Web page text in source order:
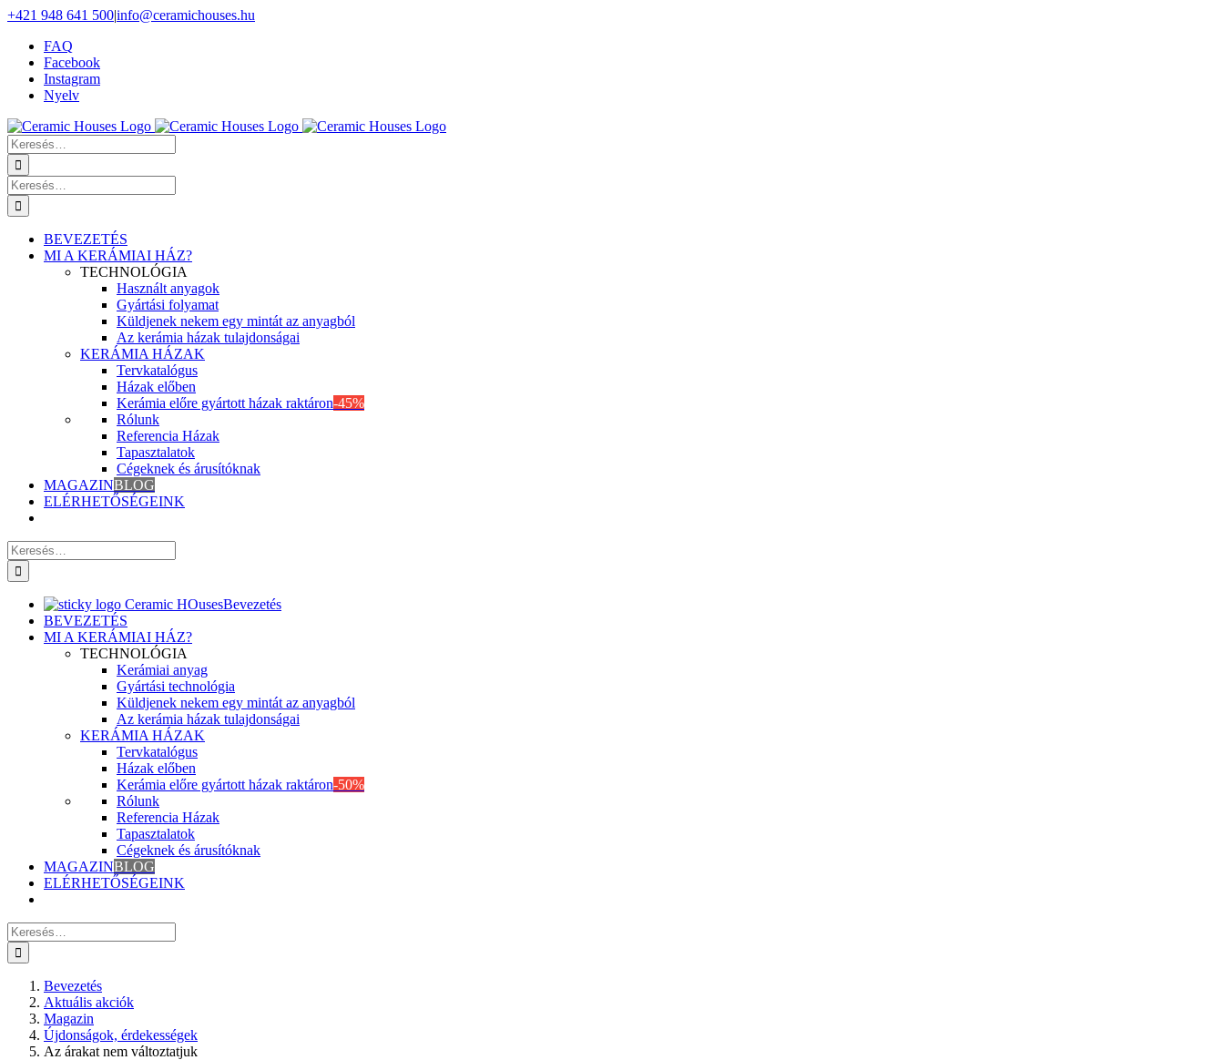
Skip
content
+421 948 641 500|info@ceramichouses.hu
FAQ
Facebook
Instagram
Nyelv
Keresés
erre:
Keresés
erre:
BEVEZETÉS
MI A KERÁMIAI HÁZ?
TECHNOLÓGIA
Használt anyagok
Gyártási folyamat
Küldjenek nekem egy mintát az anyagból
Az kerámia házak tulajdonságai
KERÁMIA HÁZAK
Tervkatalógus
Házak előben
Kerámia előre gyártott házak raktáron-45%
Rólunk
Referencia Házak
Tapasztalatok
Cégeknek és árusítóknak
MAGAZINBLOG
ELÉRHETŐSÉGEINK
Keresés
erre:
Bevezetés
BEVEZETÉS
MI A KERÁMIAI HÁZ?
TECHNOLÓGIA
Kerámiai anyag
Gyártási technológia
Küldjenek nekem egy mintát az anyagból
Az kerámia házak tulajdonságai
KERÁMIA HÁZAK
Tervkatalógus
Házak előben
Kerámia előre gyártott házak raktáron-50%
Rólunk
Referencia Házak
Tapasztalatok
Cégeknek és árusítóknak
MAGAZINBLOG
ELÉRHETŐSÉGEINK
Keresés
erre:
Bevezetés
Aktuális akciók
Magazin
Újdonságok, érdekességek
Az árakat nem változtatjuk